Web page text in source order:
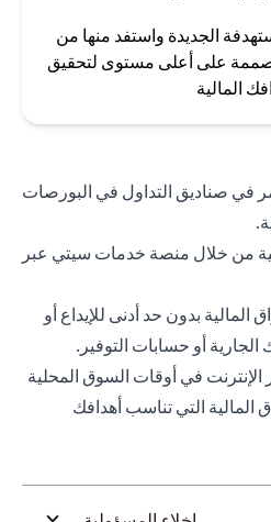
الجديدة واستفد منها من
على أعلى مستوى لتحقيق
المالية
في صناديق التداول في البورصات
من خلال منصة خدمات سيتي عبر
بدون حد أدنى للإيداع أو
أو حسابات التوفير.
في أوقات السوق المحلية
المالية التي تناسب أهدافك